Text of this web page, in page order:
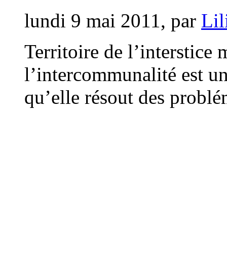
lundi 9 mai 2011, par
Territoire de l’interstice
l’intercommunalité est
qu’elle résout des